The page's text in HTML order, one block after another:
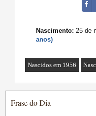
Nascimento: 25 de
anos)
Nascidos em 1956
Frase do Dia